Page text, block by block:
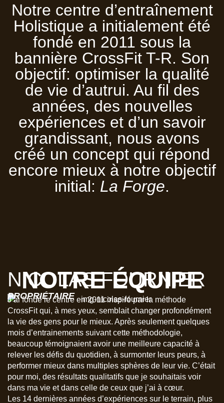
Notre centre d’entraînement
Holistique a initialement été
fondé en 2011 sous la
bannière CrossFit T-R. Son
objectif: optimiser la qualité
de vie d’autrui. Au fil des
années, des nouvelles
expériences et d’un savoir
grandissant, nous avons
créé un concept qui répond
encore mieux à notre objectif
initial: La Forge.
NOTRE ÉQUIPE
NICOLAS FOURNIER
PROPRIÉTAIRE
J’ai fondé le centre en 2011 inspiré par la méthode
CrossFit qui, à mes yeux, semblait changer profondément
la vie des gens pour le mieux. Après seulement quelques
mois d’entrainements suivant cette méthodologie,
beaucoup témoignaient avoir une meilleure capacité à
relever les défis du quotidien, à surmonter leurs peurs, à
performer mieux dans multiples sphères de leur vie. C’était
pour moi, des résultats qualitatifs que je souhaitais voir
dans ma vie et dans celle de ceux que j’ai à cœur.
Les 14 dernières années d’expériences sur le terrain, plus